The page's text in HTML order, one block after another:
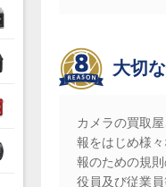
大切
カメラの買取
報をはじめ様
報のための規
役員及び従業